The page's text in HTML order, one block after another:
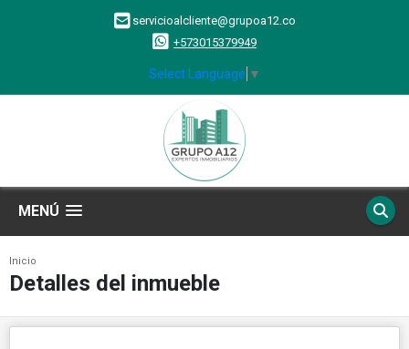
servicioalcliente@grupoa12.co
+573015379949
Select Language ▼
MENÚ
Inicio
Detalles del inmueble